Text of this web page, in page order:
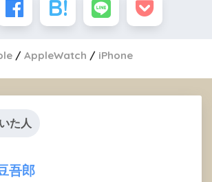
AppleWatch iPhone
た人
吾郎